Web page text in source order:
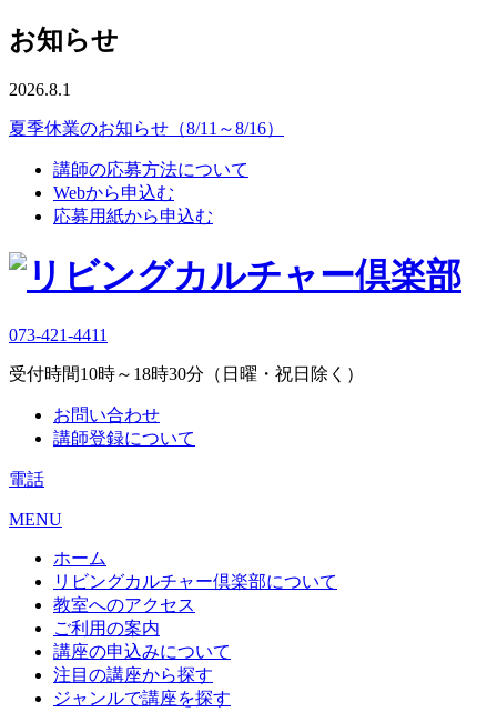
お知らせ
2026.8.1
夏季休業のお知らせ（8/11～8/16）
講師の応募方法について
Webから申込む
応募用紙から申込む
073-421-4411
受付時間10時～18時30分（日曜・祝日除く）
お問い合わせ
講師登録について
電話
MENU
ホーム
リビングカルチャー倶楽部について
教室へのアクセス
ご利用の案内
講座の申込みについて
注目の講座から探す
ジャンルで講座を探す